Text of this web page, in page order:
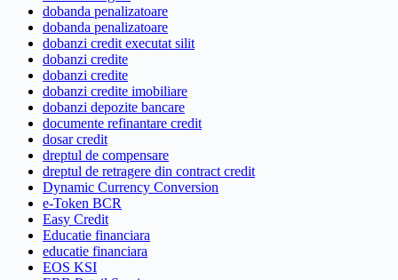
dobanda penalizatoare
dobanda penalizatoare
dobanzi credit executat silit
dobanzi credite
dobanzi credite
dobanzi credite imobiliare
dobanzi depozite bancare
documente refinantare credit
dosar credit
dreptul de compensare
dreptul de retragere din contract credit
Dynamic Currency Conversion
e-Token BCR
Easy Credit
Educatie financiara
educatie financiara
EOS KSI